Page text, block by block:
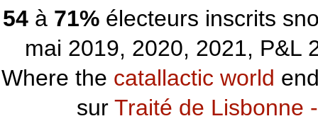
54à 71%électeurs inscrits
mai 2019, 2020, 2021, P&L
Where the catallactic world
sur Traité de Lisbonne